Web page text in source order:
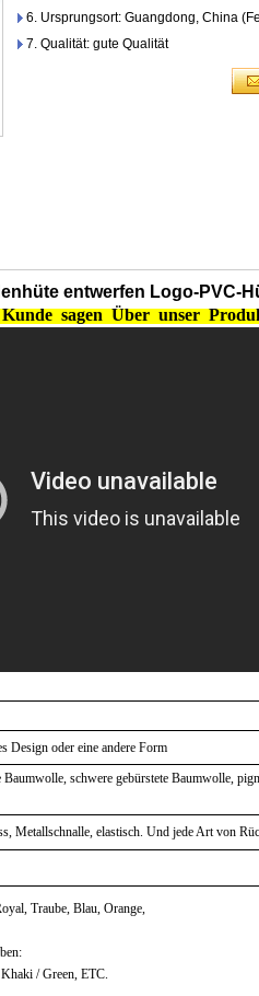
6. Ursprungsort: Guangdong, China
7. Qualität: gute Qualität
entwerfen Logo-PVC-
sagenÜberunser
Design oder eine andere Form
schwere gebürstete Baumwolle,
Metallschnalle, elastisch. Und jede Art von
Traube, Blau, Orange,
/ Green, ETC.